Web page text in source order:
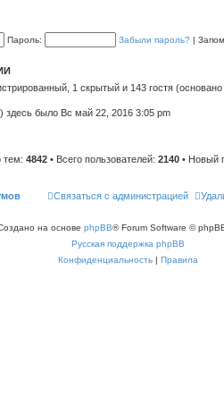
Пароль: Забыли пароль? |
1 скрытый и 143 гостя
) здесь было Вс май 22, 2016 3:05 pm
тем: 4842 • Всего пользователей: 2140 • Новый
Связаться с администрацией
на основе phpBB® Forum Software ©
Русская поддержка phpBB
Конфиденциальность | Правила